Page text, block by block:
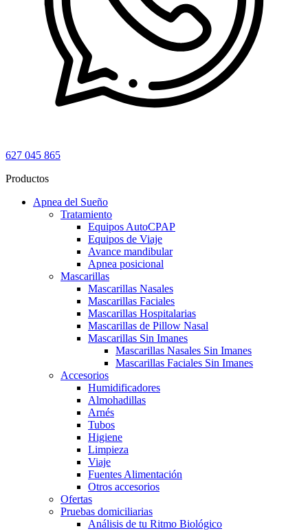
627 045 865
Productos
Apnea del Sueño
Tratamiento
Equipos AutoCPAP
Equipos de Viaje
Avance mandibular
Apnea posicional
Mascarillas
Mascarillas Nasales
Mascarillas Faciales
Mascarillas Hospitalarias
Mascarillas de Pillow Nasal
Mascarillas Sin Imanes
Mascarillas Nasales Sin Imanes
Mascarillas Faciales Sin Imanes
Accesorios
Humidificadores
Almohadillas
Arnés
Tubos
Higiene
Limpieza
Viaje
Fuentes Alimentación
Otros accesorios
Ofertas
Pruebas domiciliarias
Análisis de tu Ritmo Biológico